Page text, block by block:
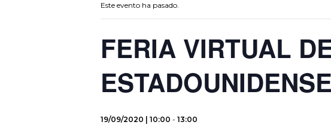
Este evento ha pasado.
FERIA VIRTUAL
19/09/2020 | 10:00 - 13:00